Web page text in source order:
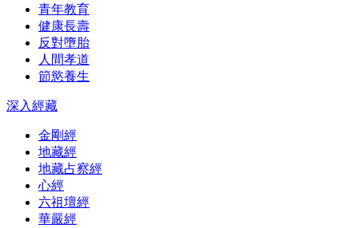
青年教育
健康長壽
反對墮胎
人間孝道
節慾養生
深入經藏
金剛經
地藏經
地藏占察經
心經
六祖壇經
華嚴經